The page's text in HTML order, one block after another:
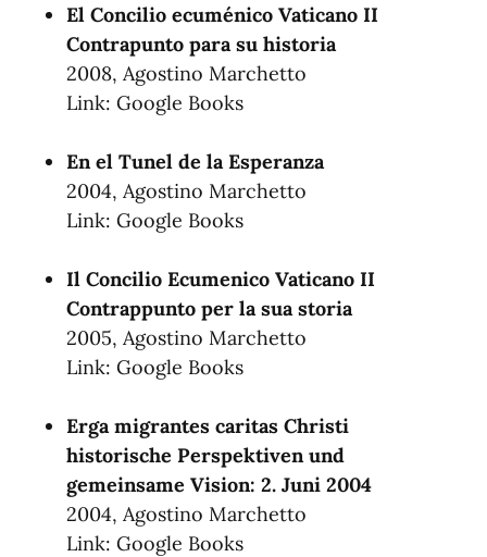
El Concilio ecuménico Vaticano II
Contrapunto para su historia
2008, Agostino Marchetto
Link:Google Books
En el Tunel de la Esperanza
2004, Agostino Marchetto
Link:Google Books
Il Concilio Ecumenico Vaticano II
Contrappunto per la sua storia
2005, Agostino Marchetto
Link:Google Books
Erga migrantes caritas Christi
historische Perspektiven und
gemeinsame Vision: 2. Juni 2004
2004, Agostino Marchetto
Link:Google Books